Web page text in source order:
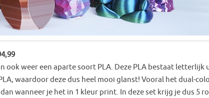
weer een aparte soort PLA. Deze PLA bestaat letterlijk
waardoor deze dus heel mooi glanst! Vooral het dual-
wanneer je het in 1 kleur print. In deze set krijg je dus 5